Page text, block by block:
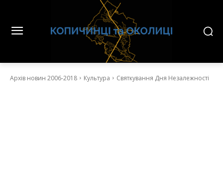
Архів новин 2006-2018 Культура Святкування Дня Незалежності